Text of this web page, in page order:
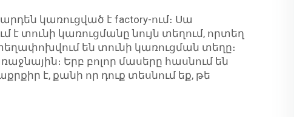
կառուցված է factory-ում։ Սա
է տունի կառուցմանը նույն տեղում, որտեղ
են տունի կառուցման տեղը։
Երբ բոլոր մասերը հասնում են
է, քանի որ դուք տեսնում եք, թե